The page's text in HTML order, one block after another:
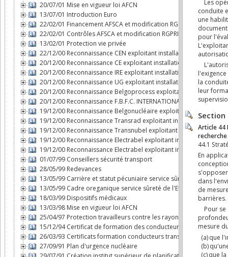
20/07/01 Mise en vigueur loi AFCN
13/07/01 Introduction Euro
22/02/01 Financement AFSCA et modification RGPRI
22/02/01 Contrôles AFSCA et modification RGPRI
13/02/01 Protection vie privée
22/12/00 Reconnaissance CEN exploitant installation nucléaire
20/12/00 Reconnaissance CE exploitant installation nucléaire
20/12/00 Reconnaissance IRE exploitant installation nucléaire
20/12/00 Reconnaissance UG exploitant installation nucléaire
20/12/00 Reconnaissance Belgoprocess exploitant installation
20/12/00 Reconnaissance F.B.F.C. INTERNATIONAL exploitant
19/12/00 Reconnaissance Belgonucléaire exploitant installation
19/12/00 Reconnaissance Transrad exploitant installation
19/12/00 Reconnaissance Transnubel exploitant installation
19/12/00 Reconnaissance Electrabel exploitant installation
19/12/00 Reconnaissance Electrabel exploitant installation
01/07/99 Conseillers sécurité transport
28/05/99 Redevances
13/05/99 Carrière et statut pécuniaire service sûreté de l'Etat
13/05/99 Cadre oreganique service sûreté de l'Etat dans le
18/03/99 Dispositifs médicaux
13/03/98 Mise en vigueur loi AFCN
25/04/97 Protection travailleurs contre les rayonnements
15/12/94 Certificat de formation des conducteurs transport
26/03/93 Certificats formation conducteurs transport par route
27/09/91 Plan d'urgence nucléaire